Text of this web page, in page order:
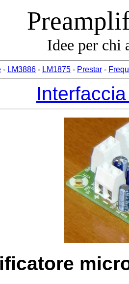
Idee per chi
- LM3886 - LM1875 - Prestar -